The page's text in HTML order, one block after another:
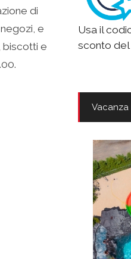
di
e
biscotti e
Usa il
sconto del
Vacanza